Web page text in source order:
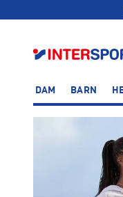
DAM BARN